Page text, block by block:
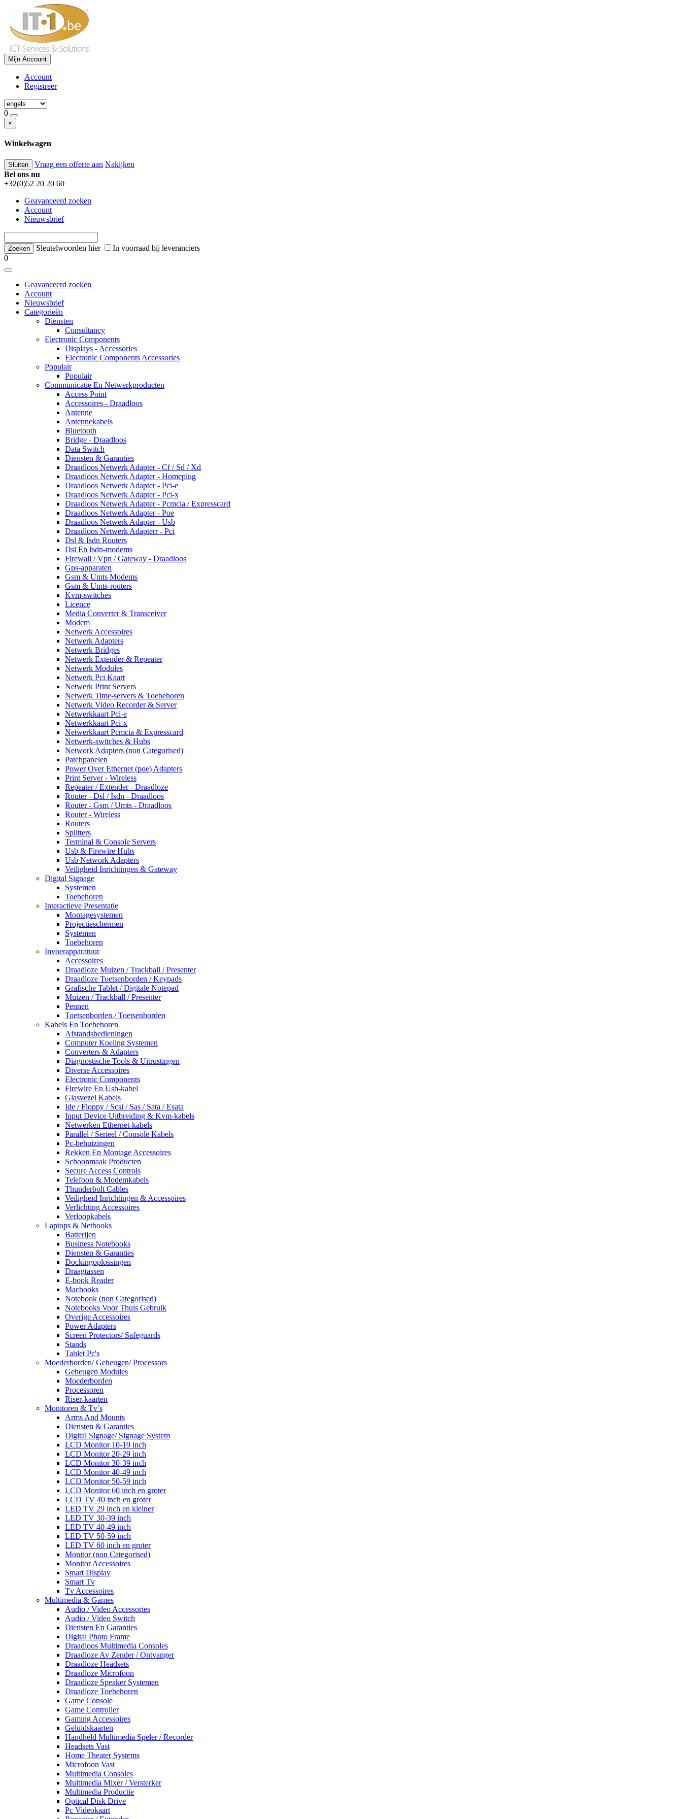
Mijn Account
Account
Registreer
0
×
Winkelwagen
Sluiten Vraag een offerte aan Nakijken
Bel ons nu
+32(0)52 20 20 60
Geavanceerd zoeken
Account
Nieuwsbrief
Sleutelwoorden hier
In voorraad bij leveranciers
0
Geavanceerd zoeken
Account
Nieuwsbrief
Categorieën
Diensten
Consultancy
Electronic Components
Displays - Accessories
Electronic Components Accessories
Populair
Populair
Communicatie En Netwerkproducten
Access Point
Accessoires - Draadloos
Antenne
Antennekabels
Bluetooth
Bridge - Draadloos
Data Switch
Diensten & Garanties
Draadloos Netwerk Adapter - Cf / Sd / Xd
Draadloos Netwerk Adapter - Homeplug
Draadloos Netwerk Adapter - Pci-e
Draadloos Netwerk Adapter - Pci-x
Draadloos Netwerk Adapter - Pcmcia / Expresscard
Draadloos Netwerk Adapter - Poe
Draadloos Netwerk Adapter - Usb
Draadloos Netwerk Adapterr - Pci
Dsl & Isdn Routers
Dsl En Isdn-modems
Firewall / Vpn / Gateway - Draadloos
Gps-apparaten
Gsm & Umts Modems
Gsm & Umts-routers
Kvm-switches
Licence
Media Converter & Transceiver
Modem
Netwerk Accessoires
Netwerk Adapters
Netwerk Bridges
Netwerk Extender & Repeater
Netwerk Modules
Netwerk Pci Kaart
Netwerk Print Servers
Netwerk Time-servers & Toebehoren
Netwerk Video Recorder & Server
Netwerkkaart Pci-e
Netwerkkaart Pci-x
Netwerkkaart Pcmcia & Expresscard
Netwerk-switches & Hubs
Network Adapters (non Categorised)
Patchpanelen
Power Over Ethernet (poe) Adapters
Print Server - Wireless
Repeater / Extender - Draadloze
Router - Dsl / Isdn - Draadloos
Router - Gsm / Umts - Draadloos
Router - Wireless
Routers
Splitters
Terminal & Console Servers
Usb & Firewire Hubs
Usb Network Adapters
Veiligheid Inrichtingen & Gateway
Digital Signage
Systemen
Toebehoren
Interactieve Presentatie
Montagesystemen
Projectieschermen
Systemen
Toebehoren
Invoerapparatuur
Accessoires
Draadloze Muizen / Trackball / Presenter
Draadloze Toetsenborden / Keypads
Grafische Tablet / Digitale Notepad
Muizen / Trackball / Presenter
Pennen
Toetsenborden / Toetsenborden
Kabels En Toebehoren
Afstandsbedieningen
Computer Koeling Systemen
Converters & Adapters
Diagnostische Tools & Uitrustingen
Diverse Accessoires
Electronic Components
Firewire En Usb-kabel
Glasvezel Kabels
Ide / Floppy / Scsi / Sas / Sata / Esata
Input Device Uitbreiding & Kvm-kabels
Netwerken Ethernet-kabels
Parallel / Serieel / Console Kabels
Pc-behuizingen
Rekken En Montage Accessoires
Schoonmaak Producten
Secure Access Controls
Telefoon & Modemkabels
Thunderbolt Cables
Veiligheid Inrichtingen & Accessoires
Verlichting Accessoires
Verloopkabels
Laptops & Netbooks
Batterijen
Business Notebooks
Diensten & Garanties
Dockingoplossingen
Draagtassen
E-book Reader
Macbooks
Notebook (non Categorised)
Notebooks Voor Thuis Gebruik
Overige Accessoires
Power Adapters
Screen Protectors/ Safeguards
Stands
Tablet Pc's
Moederborden/ Geheugen/ Processors
Geheugen Modules
Moederborden
Processoren
Riser-kaarten
Monitoren & Tv’s
Arms And Mounts
Diensten & Garanties
Digital Signage/ Signage System
LCD Monitor 10-19 inch
LCD Monitor 20-29 inch
LCD Monitor 30-39 inch
LCD Monitor 40-49 inch
LCD Monitor 50-59 inch
LCD Monitor 60 inch en groter
LCD TV 40 inch en groter
LED TV 29 inch en kleiner
LED TV 30-39 inch
LED TV 40-49 inch
LED TV 50-59 inch
LED TV 60 inch en groter
Monitor (non Categorised)
Monitor Accessoires
Smart Display
Smart Tv
Tv Accessoires
Multimedia & Games
Audio / Video Accessories
Audio / Video Switch
Diensten En Garanties
Digital Photo Frame
Draadloos Multimedia Consoles
Draadloze Av Zender / Ontvanger
Draadloze Headsets
Draadloze Microfoon
Draadloze Speaker Systemen
Draadloze Toebehoren
Game Console
Game Controller
Gaming Accessoires
Geluidskaarten
Handheld Multimedia Speler / Recorder
Headsets Vast
Home Theater Systems
Microfoon Vast
Multimedia Consoles
Multimedia Mixer / Versterker
Multimedia Productie
Optical Disk Drive
Pc Videokaart